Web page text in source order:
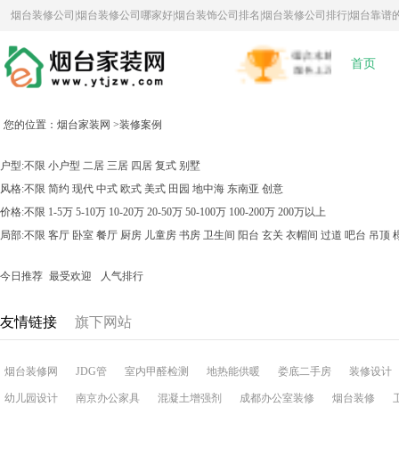
烟台装修公司|烟台装修公司哪家好|烟台装饰公司排名|烟台装修公司排行|烟台靠谱
首页
您的位置： 烟台家装网 >装修案例
户型:不限 小户型 二居 三居 四居 复式 别墅
风格:不限 简约 现代 中式 欧式 美式 田园 地中海 东南亚 创意
价格:不限 1-5万 5-10万 10-20万 20-50万 50-100万 100-200万 200万以上
局部:不限 客厅 卧室 餐厅 厨房 儿童房 书房 卫生间 阳台 玄关 衣帽间 过道 吧台 吊顶
今日推荐 最受欢迎 人气排行
友情链接 旗下网站
烟台装修网 JDG管 室内甲醛检测 地热能供暖 娄底二手房 装修设计
幼儿园设计 南京办公家具 混凝土增强剂 成都办公室装修 烟台装修